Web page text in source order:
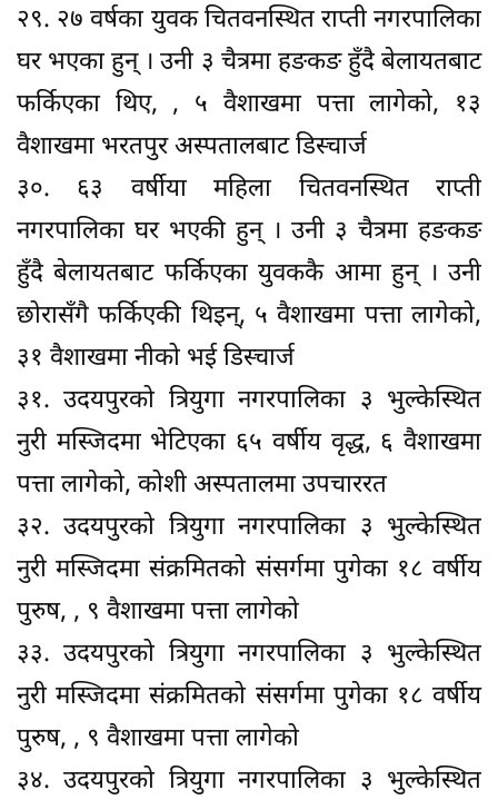
२९. २७ वर्षका युवक चितवनस्थित राप्ती नगरपालिका
घर भएका हुन् । उनी ३ चैत्रमा हङकङ हुँदै बेलायतबाट
फर्किएका थिए, , ५ वैशाखमा पत्ता लागेको, १३
वैशाखमा भरतपुर अस्पतालबाट डिस्चार्ज
३०. ६३ वर्षीया महिला चितवनस्थित राप्ती
नगरपालिका घर भएकी हुन् । उनी ३ चैत्रमा हङकङ
हुँदै बेलायतबाट फर्किएका युवककै आमा हुन् । उनी
छोरासँगै फर्किएकी थिइन्, ५ वैशाखमा पत्ता लागेको,
३१ वैशाखमा नीको भई डिस्चार्ज
३१. उदयपुरको त्रियुगा नगरपालिका ३ भुल्केस्थित
नुरी मस्जिदमा भेटिएका ६५ वर्षीय वृद्ध, ६ वैशाखमा
पत्ता लागेको, कोशी अस्पतालमा उपचाररत
३२. उदयपुरको त्रियुगा नगरपालिका ३ भुल्केस्थित
नुरी मस्जिदमा संक्रमितको संसर्गमा पुगेका १८ वर्षीय
पुरुष, , ९ वैशाखमा पत्ता लागेको
३३. उदयपुरको त्रियुगा नगरपालिका ३ भुल्केस्थित
नुरी मस्जिदमा संक्रमितको संसर्गमा पुगेका १८ वर्षीय
पुरुष, , ९ वैशाखमा पत्ता लागेको
३४. उदयपुरको त्रियुगा नगरपालिका ३ भुल्केस्थित